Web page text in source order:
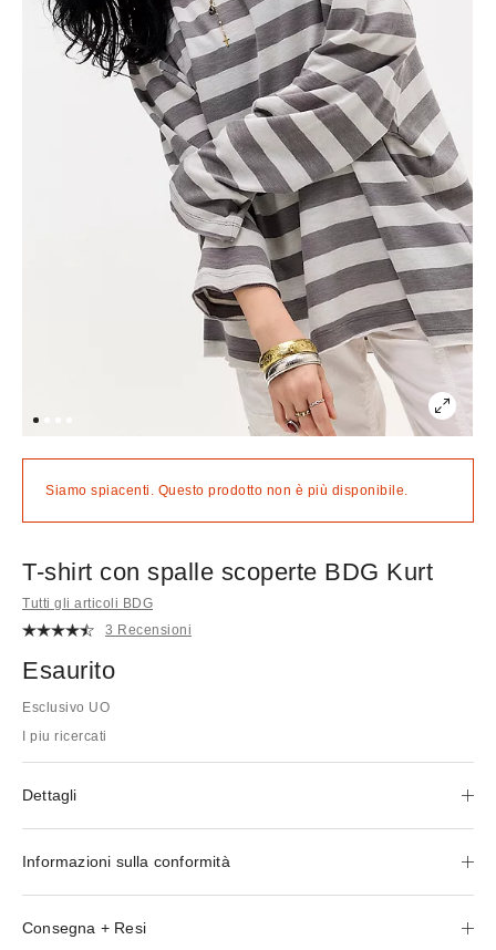
Siamo spiacenti. Questo prodotto non è più disponibile.
T-shirt con spalle scoperte BDG Kurt
Tutti gli articoli BDG
3 Recensioni
Esaurito
Esclusivo UO
I piu ricercati
Dettagli
Informazioni sulla conformità
Consegna + Resi